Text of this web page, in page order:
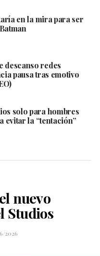
en la mira para ser
descanso redes
pausa tras emotivo
solo para hombres
evitar la “tentación”
nuevo
Studios
2026